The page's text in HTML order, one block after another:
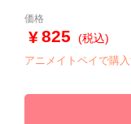
価格
825 (税込)
アニメイトペイで購